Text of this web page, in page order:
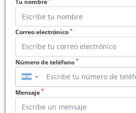
Tu nombre
Correo electrónico *
Número de teléfono *
▼
Mensaje *